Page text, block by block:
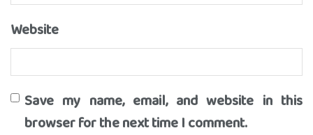
Website
Save my name, email, and website in this
browser for the next time I comment.